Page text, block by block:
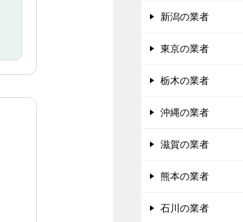
新潟の業者
東京の業者
栃木の業者
沖縄の業者
滋賀の業者
熊本の業者
石川の業者